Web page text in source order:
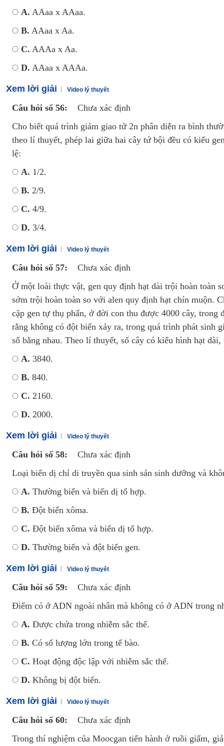
A. AAaa x AAaa.
B. AAaa x Aa.
C. AAAa x Aa.
D. AAaa x AAAa.
Xem lời giải Video lý thuyết
Câu hỏi số 56:
Chưa xác định
Cho biết quá trình giảm giao tử 2n phân diễn ra bình
theo lí thuyết, phép lai giữa hai cây tứ bội đều có kiểu
lệ:
A. 1/2.
B. 2/9.
C. 4/9.
D. 3/4.
Xem lời giải Video lý thuyết
Câu hỏi số 57:
Chưa xác định
Ở một loài thực vật, gen quy định hạt dài trội hoàn toàn
sớm trội hoàn toàn so với alen quy định hạt chín muộn.
cặp gen tự thụ phấn, ở đời con thu được 4000 cây,
rằng không có đột biến xảy ra, trong quá trình phát sinh
số bằng nhau. Theo lí thuyết, số cây có kiểu hình hạt
A. 3840.
B. 840.
C. 2160.
D. 2000.
Xem lời giải Video lý thuyết
Câu hỏi số 58:
Chưa xác định
Loại biến dị chỉ di truyền qua sinh sản sinh dưỡng và
A. Thường biến và biến dị tổ hợp.
B. Đột biến xôma.
C. Đột biến xôma và biến dị tổ hợp.
D. Thường biến và đột biến gen.
Xem lời giải Video lý thuyết
Câu hỏi số 59:
Chưa xác định
Điểm có ở ADN ngoài nhân mà không có ở ADN trong
A. Được chứa trong nhiễm sắc thể.
B. Có số lượng lớn trong tế bào.
C. Hoạt động độc lập với nhiễm sắc thể.
D. Không bị đột biến.
Xem lời giải Video lý thuyết
Câu hỏi số 60:
Chưa xác định
Trong thí nghiệm của Moocgan tiến hành ở ruồi giấm,